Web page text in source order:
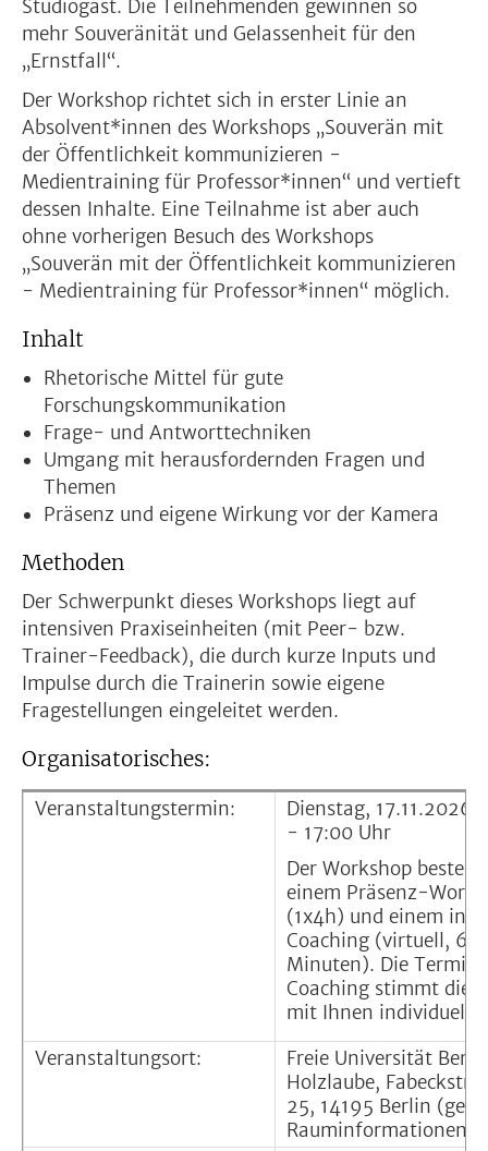
Studiogast. Die Teilnehmenden gewinnen so
mehr Souveränität und Gelassenheit für den
„Ernstfall“.
Der Workshop richtet sich in erster Linie an
Absolvent*innen des Workshops „Souverän mit
der Öffentlichkeit kommunizieren -
Medientraining für Professor*innen“ und vertieft
dessen Inhalte. Eine Teilnahme ist aber auch
ohne vorherigen Besuch des Workshops
„Souverän mit der Öffentlichkeit kommunizieren
- Medientraining für Professor*innen“ möglich.
Inhalt
Rhetorische Mittel für gute
Forschungskommunikation
Frage- und Antworttechniken
Umgang mit herausfordernden Fragen und
Themen
Präsenz und eigene Wirkung vor der Kamera
Methoden
Der Schwerpunkt dieses Workshops liegt auf
intensiven Praxiseinheiten (mit Peer- bzw.
Trainer-Feedback), die durch kurze Inputs und
Impulse durch die Trainerin sowie eigene
Fragestellungen eingeleitet werden.
Organisatorisches:
Veranstaltungstermin:
Dienstag, 17.11.2026,
- 17:00 Uhr
Der Workshop besteht
einem Präsenz-
(1x4h) und einem
Coaching (virtuell, 60
Minuten). Die
Coaching stimmt die
mit Ihnen individuell
Veranstaltungsort:
Freie Universität
Holzlaube,
25, 14195 Berlin
Rauminformationen